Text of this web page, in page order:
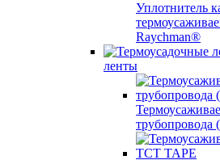
Уплотнитель
Raychman®
ленты
трубопровода